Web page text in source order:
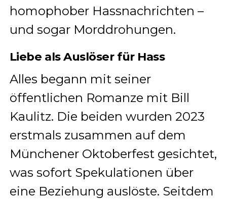
homophober Hassnachrichten –
und sogar Morddrohungen.
Liebe als Auslöser für Hass
Alles begann mit seiner
öffentlichen Romanze mit Bill
Kaulitz. Die beiden wurden 2023
erstmals zusammen auf dem
Münchener Oktoberfest gesichtet,
was sofort Spekulationen über
eine Beziehung auslöste. Seitdem